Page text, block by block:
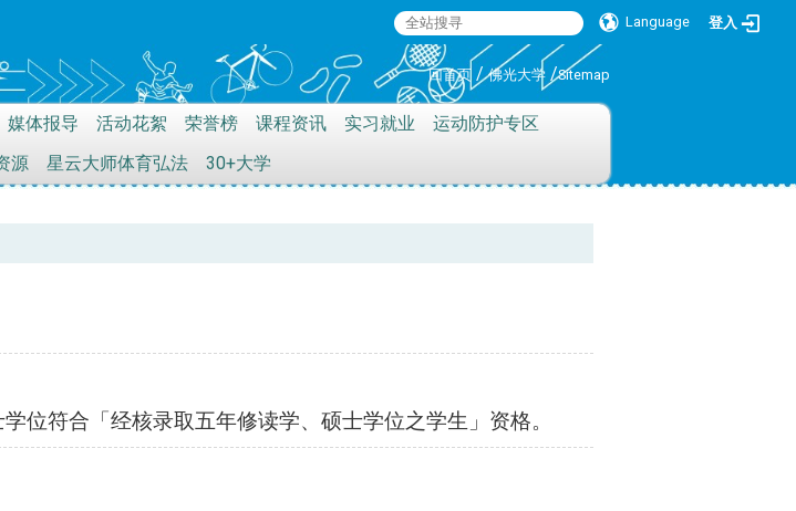
Language 登入
::: 回首页 /佛光大学 /Sitemap
媒体报导 活动花絮 荣誉榜 课程资讯 实习就业
运动防护专区
源 星云大师体育弘法 30+大学
位符合「经核录取五年修读学、硕士学位之学生」资格。